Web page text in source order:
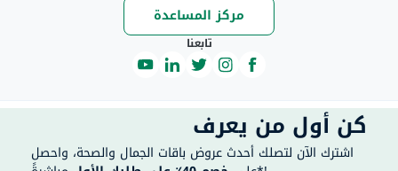
مركز المساعدة
تابعنا
كن أول من يعرف
اشترك الآن لتصلك أحدث عروض باقات الجمال والصحة، واحصل